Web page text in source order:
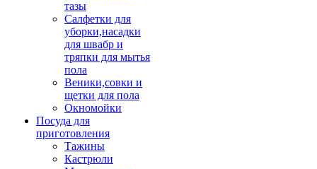
тазы
Салфетки для
уборки,насадки
для швабр и
тряпки для мытья
пола
Веники,совки и
щетки для пола
Окномойки
Посуда для
приготовления
Тажины
Кастрюли